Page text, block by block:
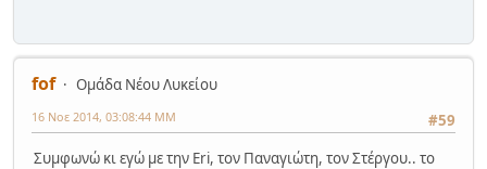
fof
Ομάδα Νέου Λυκείου
#59
16 Νοε 2014, 03:08:44 ΜΜ
Συμφωνώ κι εγώ με την Eri, τον Παναγιώτη, τον Στέργου.. το